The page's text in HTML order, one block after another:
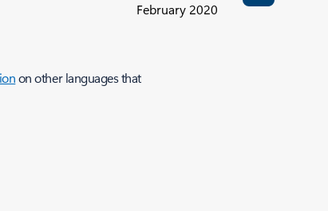
February 2020
on other languages that